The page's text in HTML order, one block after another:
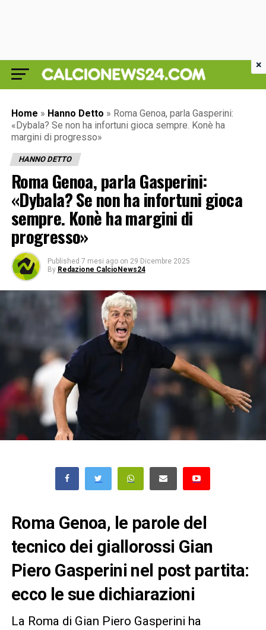
Home » Hanno Detto » Roma Genoa, parla Gasperini:
«Dybala? Se non ha infortuni gioca sempre. Konè ha
margini di progresso»
HANNO DETTO
Roma Genoa, parla Gasperini:
«Dybala? Se non ha infortuni gioca
sempre. Konè ha margini di
progresso»
Published 7 mesi ago on 29 Dicembre 2025
By Redazione CalcioNews24
Roma Genoa, le parole del
tecnico dei giallorossi Gian
Piero Gasperini nel post partita:
ecco le sue dichiarazioni
La Roma di Gian Piero Gasperini ha
×